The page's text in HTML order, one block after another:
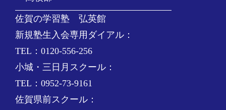
佐賀の学習塾 弘英館
新規塾生入会専用ダイアル：
TEL：0120-556-256
小城・三日月スクール：
TEL：0952-73-9161
佐賀県前スクール：